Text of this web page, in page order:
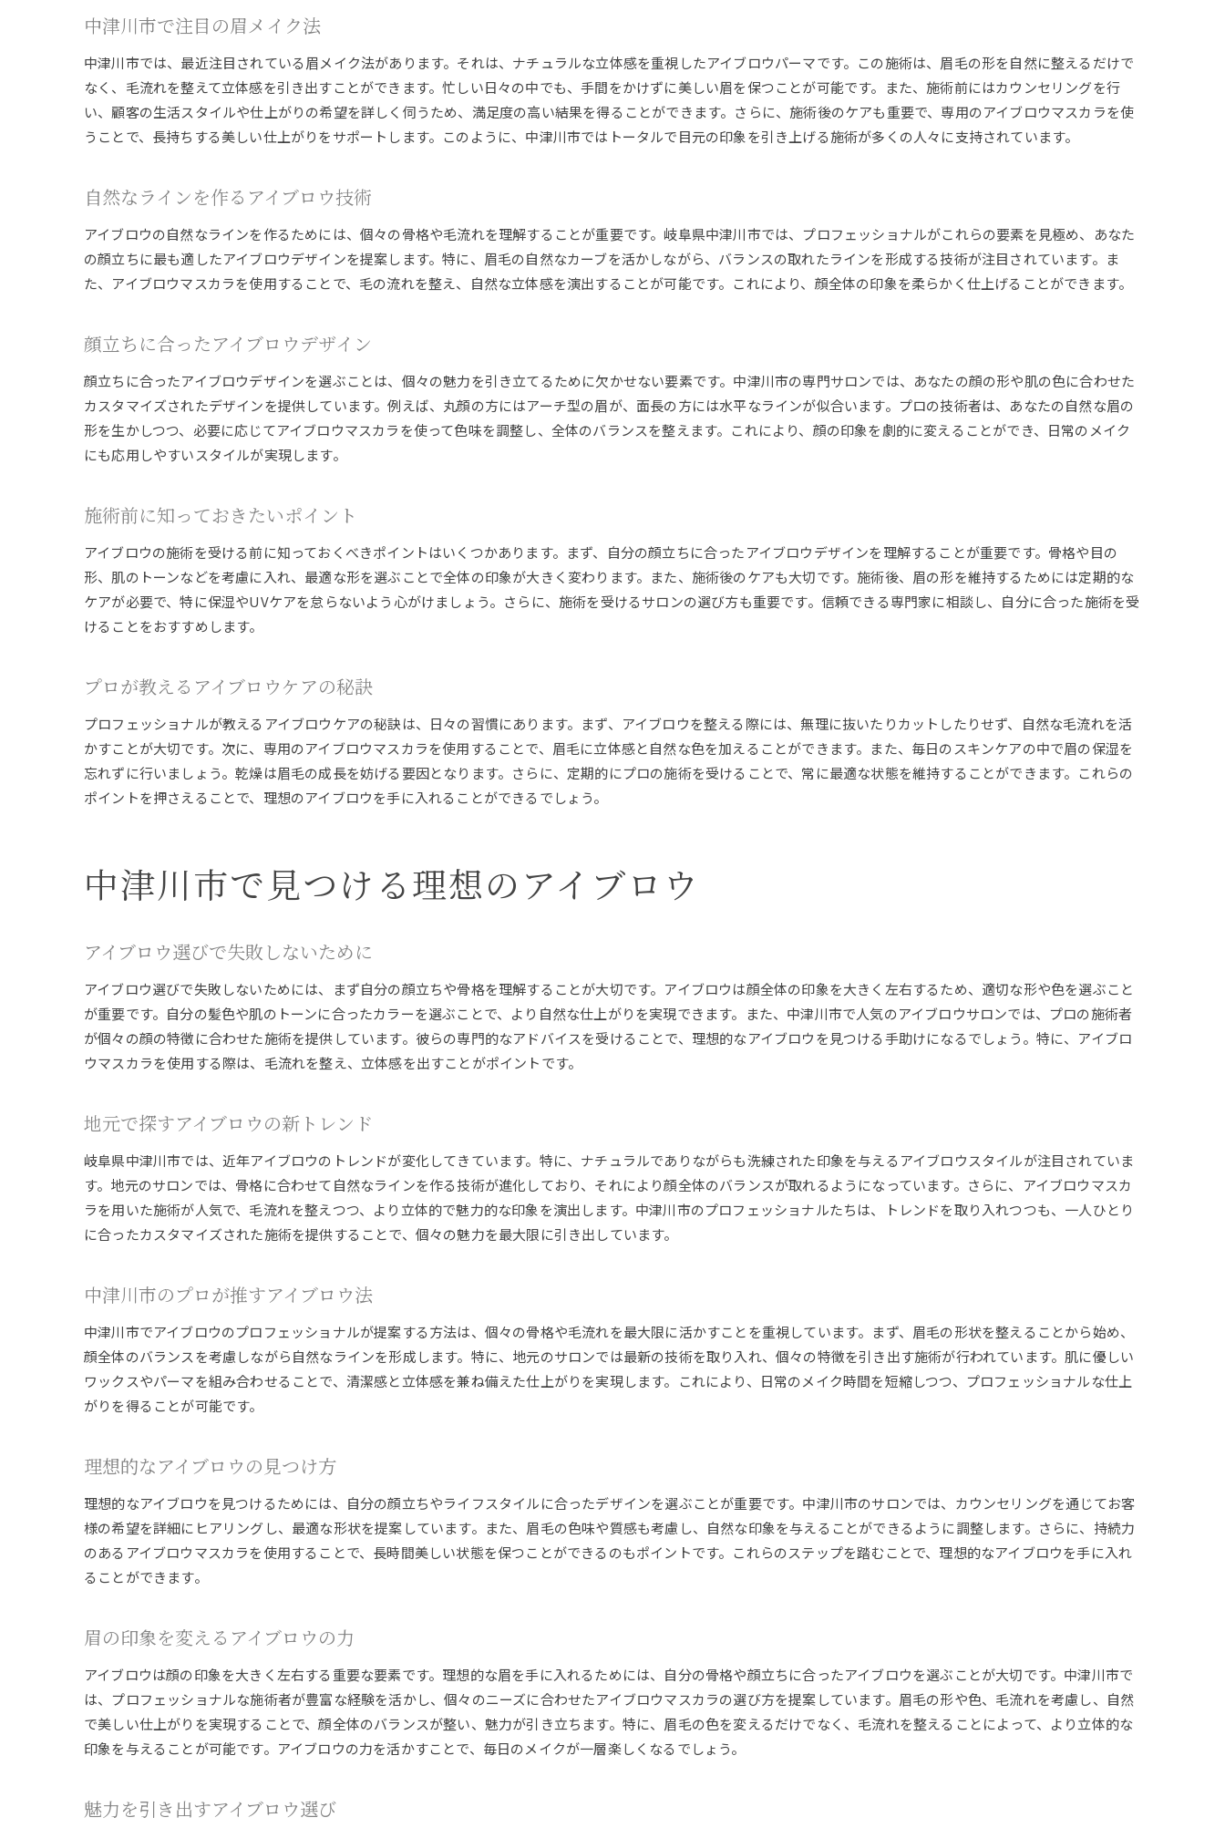
自然な美しさを引き出す秘訣
プロの視点で見るアイブロウ選び
顔立ちに合った最適なアイブロウ
アイブロウの選択ミスを防ぐ方法
ナチュラルに見せるアイブロウ技
生活スタイルに合った眉デザイン
自然と調和する眉の作り方
中津川市の人気アイブロウサロン情報
中津川市で評判の高いサロン紹介
話題のサロンで叶える美しい眉
アイブロウマスカラで顔立ちを引き立てる
アイブロウマスカラで表情を変える
アイブロウで生活を明るくする方法
効果的なアイブロウケアのポイント
日常ケアで差がつく眉メイク
長持ちするアイブロウのケア方法
地域で評判のアイブロウ施術
施術前の準備で結果が変わる
中津川市のおすすめ施術法
中津川市で注目の眉メイク法
中津川市では、最近注目されている眉メイク法があります。それは、ナチュラルな立体感を重視したアイブロウパーマです。この施術は、眉毛の形を自然に整えるだけで
なく、毛流れを整えて立体感を引き出すことができます。忙しい日々の中でも、手間をかけずに美しい眉を保つことが可能です。また、施術前にはカウンセリングを行
い、顧客の生活スタイルや仕上がりの希望を詳しく伺うため、満足度の高い結果を得ることができます。さらに、施術後のケアも重要で、専用のアイブロウマスカラを使
うことで、長持ちする美しい仕上がりをサポートします。このように、中津川市ではトータルで目元の印象を引き上げる施術が多くの人々に支持されています。
自然なラインを作るアイブロウ技術
アイブロウの自然なラインを作るためには、個々の骨格や毛流れを理解することが重要です。岐阜県中津川市では、プロフェッショナルがこれらの要素を見極め、あなた
の顔立ちに最も適したアイブロウデザインを提案します。特に、眉毛の自然なカーブを活かしながら、バランスの取れたラインを形成する技術が注目されています。ま
た、アイブロウマスカラを使用することで、毛の流れを整え、自然な立体感を演出することが可能です。これにより、顔全体の印象を柔らかく仕上げることができます。
顔立ちに合ったアイブロウデザイン
顔立ちに合ったアイブロウデザインを選ぶことは、個々の魅力を引き立てるために欠かせない要素です。中津川市の専門サロンでは、あなたの顔の形や肌の色に合わせた
カスタマイズされたデザインを提供しています。例えば、丸顔の方にはアーチ型の眉が、面長の方には水平なラインが似合います。プロの技術者は、あなたの自然な眉の
形を生かしつつ、必要に応じてアイブロウマスカラを使って色味を調整し、全体のバランスを整えます。これにより、顔の印象を劇的に変えることができ、日常のメイク
にも応用しやすいスタイルが実現します。
施術前に知っておきたいポイント
アイブロウの施術を受ける前に知っておくべきポイントはいくつかあります。まず、自分の顔立ちに合ったアイブロウデザインを理解することが重要です。骨格や目の
形、肌のトーンなどを考慮に入れ、最適な形を選ぶことで全体の印象が大きく変わります。また、施術後のケアも大切です。施術後、眉の形を維持するためには定期的な
ケアが必要で、特に保湿やUVケアを怠らないよう心がけましょう。さらに、施術を受けるサロンの選び方も重要です。信頼できる専門家に相談し、自分に合った施術を受
けることをおすすめします。
プロが教えるアイブロウケアの秘訣
プロフェッショナルが教えるアイブロウケアの秘訣は、日々の習慣にあります。まず、アイブロウを整える際には、無理に抜いたりカットしたりせず、自然な毛流れを活
かすことが大切です。次に、専用のアイブロウマスカラを使用することで、眉毛に立体感と自然な色を加えることができます。また、毎日のスキンケアの中で眉の保湿を
忘れずに行いましょう。乾燥は眉毛の成長を妨げる要因となります。さらに、定期的にプロの施術を受けることで、常に最適な状態を維持することができます。これらの
ポイントを押さえることで、理想のアイブロウを手に入れることができるでしょう。
中津川市で見つける理想のアイブロウ
アイブロウ選びで失敗しないために
アイブロウ選びで失敗しないためには、まず自分の顔立ちや骨格を理解することが大切です。アイブロウは顔全体の印象を大きく左右するため、適切な形や色を選ぶこと
が重要です。自分の髪色や肌のトーンに合ったカラーを選ぶことで、より自然な仕上がりを実現できます。また、中津川市で人気のアイブロウサロンでは、プロの施術者
が個々の顔の特徴に合わせた施術を提供しています。彼らの専門的なアドバイスを受けることで、理想的なアイブロウを見つける手助けになるでしょう。特に、アイブロ
ウマスカラを使用する際は、毛流れを整え、立体感を出すことがポイントです。
地元で探すアイブロウの新トレンド
岐阜県中津川市では、近年アイブロウのトレンドが変化してきています。特に、ナチュラルでありながらも洗練された印象を与えるアイブロウスタイルが注目されていま
す。地元のサロンでは、骨格に合わせて自然なラインを作る技術が進化しており、それにより顔全体のバランスが取れるようになっています。さらに、アイブロウマスカ
ラを用いた施術が人気で、毛流れを整えつつ、より立体的で魅力的な印象を演出します。中津川市のプロフェッショナルたちは、トレンドを取り入れつつも、一人ひとり
に合ったカスタマイズされた施術を提供することで、個々の魅力を最大限に引き出しています。
中津川市のプロが推すアイブロウ法
中津川市でアイブロウのプロフェッショナルが提案する方法は、個々の骨格や毛流れを最大限に活かすことを重視しています。まず、眉毛の形状を整えることから始め、
顔全体のバランスを考慮しながら自然なラインを形成します。特に、地元のサロンでは最新の技術を取り入れ、個々の特徴を引き出す施術が行われています。肌に優しい
ワックスやパーマを組み合わせることで、清潔感と立体感を兼ね備えた仕上がりを実現します。これにより、日常のメイク時間を短縮しつつ、プロフェッショナルな仕上
がりを得ることが可能です。
理想的なアイブロウの見つけ方
理想的なアイブロウを見つけるためには、自分の顔立ちやライフスタイルに合ったデザインを選ぶことが重要です。中津川市のサロンでは、カウンセリングを通じてお客
様の希望を詳細にヒアリングし、最適な形状を提案しています。また、眉毛の色味や質感も考慮し、自然な印象を与えることができるように調整します。さらに、持続力
のあるアイブロウマスカラを使用することで、長時間美しい状態を保つことができるのもポイントです。これらのステップを踏むことで、理想的なアイブロウを手に入れ
ることができます。
眉の印象を変えるアイブロウの力
アイブロウは顔の印象を大きく左右する重要な要素です。理想的な眉を手に入れるためには、自分の骨格や顔立ちに合ったアイブロウを選ぶことが大切です。中津川市で
は、プロフェッショナルな施術者が豊富な経験を活かし、個々のニーズに合わせたアイブロウマスカラの選び方を提案しています。眉毛の形や色、毛流れを考慮し、自然
で美しい仕上がりを実現することで、顔全体のバランスが整い、魅力が引き立ちます。特に、眉毛の色を変えるだけでなく、毛流れを整えることによって、より立体的な
印象を与えることが可能です。アイブロウの力を活かすことで、毎日のメイクが一層楽しくなるでしょう。
魅力を引き出すアイブロウ選び